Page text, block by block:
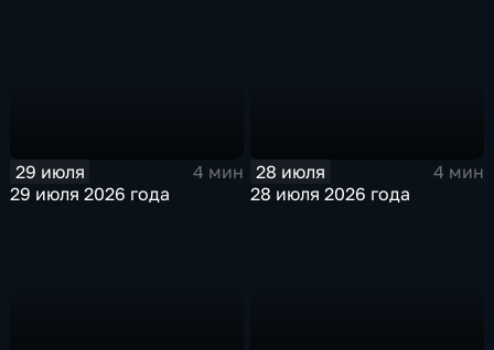
29 июля
4 мин
29 июля 2026 года
28 июля
4 мин
28 июля 2026 года